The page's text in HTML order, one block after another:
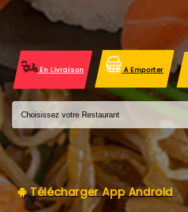
VOS AVIS
MENTIONS LÉGALES
C.G.V
En Livraison A Emporter
Télécharger App Android